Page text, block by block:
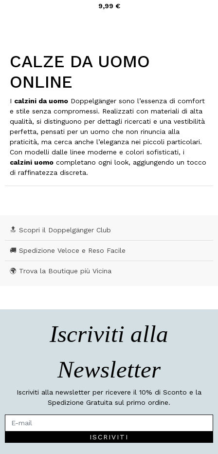
9,99 €
CALZE DA UOMO
ONLINE
I calzini da uomo Doppelgänger sono l’essenza di comfort
e stile senza compromessi. Realizzati con materiali di alta
qualità, si distinguono per dettagli ricercati e una vestibilità
perfetta, pensati per un uomo che non rinuncia alla
praticità, ma cerca anche l’eleganza nei piccoli particolari.
Con modelli dalle linee moderne e colori sofisticati, i
calzini uomo completano ogni look, aggiungendo un tocco
di raffinatezza discreta.
🔝 Scopri il Doppelgänger Club
🚚 Spedizione Veloce e Reso Facile
🌍 Trova la Boutique più Vicina
Iscriviti alla
Newsletter
Iscriviti alla newsletter per ricevere il 10% di Sconto e la
Spedizione Gratuita sul primo ordine.
ISCRIVITI